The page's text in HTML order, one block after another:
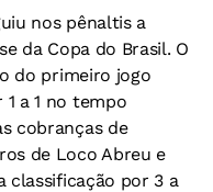
nos pênaltis a
da Copa do Brasil. O
do primeiro jogo
a 1 no tempo
cobranças de
de Loco Abreu e
classificação por 3 a